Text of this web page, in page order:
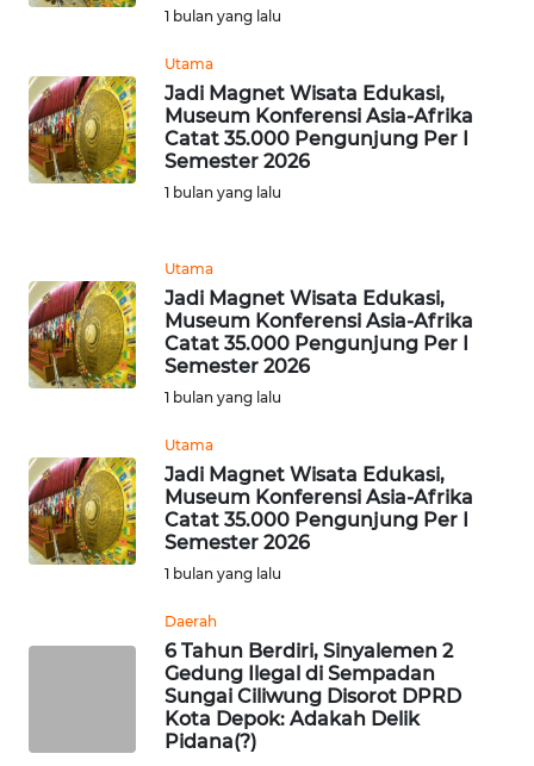
1 bulan yang lalu
Utama
Jadi Magnet Wisata Edukasi,
Museum Konferensi Asia-Afrika
Catat 35.000 Pengunjung Per I
Semester 2026
1 bulan yang lalu
Utama
Jadi Magnet Wisata Edukasi,
Museum Konferensi Asia-Afrika
Catat 35.000 Pengunjung Per I
Semester 2026
1 bulan yang lalu
Utama
Jadi Magnet Wisata Edukasi,
Museum Konferensi Asia-Afrika
Catat 35.000 Pengunjung Per I
Semester 2026
1 bulan yang lalu
Daerah
6 Tahun Berdiri, Sinyalemen 2
Gedung Ilegal di Sempadan
Sungai Ciliwung Disorot DPRD
Kota Depok: Adakah Delik
Pidana(?)
LAMPUNG
WN
JATENG
WN
NUSANTARA
JOGJA
WN
JATIM
BALI
WN
KALBAR